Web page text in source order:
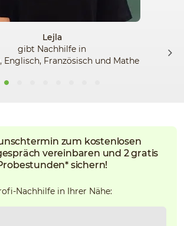
Lejla
gibt Nachhilfe in
Englisch, Französisch und Mathe
zum kostenlosen
vereinbaren und 2 gratis
sichern!
Nachhilfe in Ihrer Nähe: